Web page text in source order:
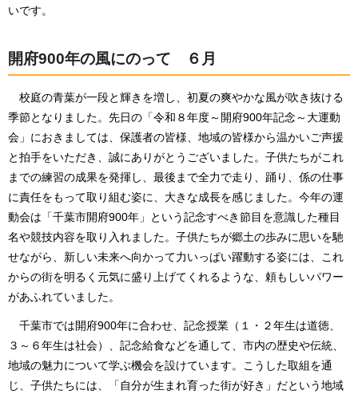
いです。
開府900年の風にのって ６月
校庭の青葉が一段と輝きを増し、初夏の爽やかな風が吹き抜ける
季節となりました。先日の「令和８年度～開府900年記念～大運動
会」におきましては、保護者の皆様、地域の皆様から温かいご声援
と拍手をいただき、誠にありがとうございました。子供たちがこれ
までの練習の成果を発揮し、最後まで全力で走り、踊り、係の仕事
に責任をもって取り組む姿に、大きな成長を感じました。今年の運
動会は「千葉市開府900年」という記念すべき節目を意識した種目
名や競技内容を取り入れました。子供たちが郷土の歩みに思いを馳
せながら、新しい未来へ向かって力いっぱい躍動する姿には、これ
からの街を明るく元気に盛り上げてくれるような、頼もしいパワー
があふれていました。
千葉市では開府900年に合わせ、記念授業（１・２年生は道徳、
３～６年生は社会）、記念給食などを通して、市内の歴史や伝統、
地域の魅力について学ぶ機会を設けています。こうした取組を通
じ、子供たちには、「自分が生まれ育った街が好き」だという地域